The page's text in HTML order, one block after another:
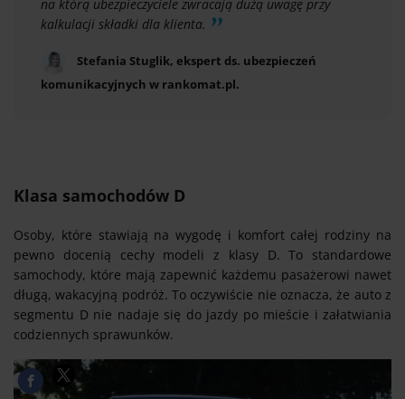
na którą ubezpieczyciele zwracają dużą uwagę przy
kalkulacji składki dla klienta.
Stefania Stuglik, ekspert ds. ubezpieczeń
komunikacyjnych w rankomat.pl.
Klasa samochodów D
Osoby, które stawiają na wygodę i komfort całej rodziny na
pewno docenią cechy modeli z klasy D. To standardowe
samochody, które mają zapewnić każdemu pasażerowi nawet
długą, wakacyjną podróż. To oczywiście nie oznacza, że auto z
segmentu D nie nadaje się do jazdy po mieście i załatwiania
codziennych sprawunków.